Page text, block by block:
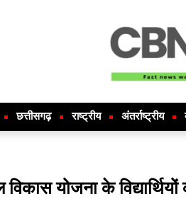
छत्तीसगढ़ राष्ट्रीय अंतर्राष्ट्रीय
योजना के